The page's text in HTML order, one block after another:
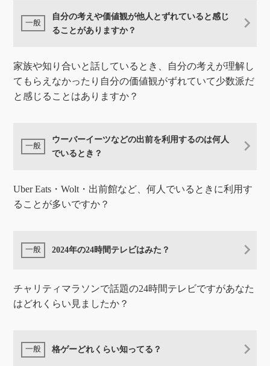
自分の考えや価値観が他人とずれていると感じ
ることがありますか？
家族や知り合いと話しているとき、自分の考えが理解し
てもらえなかったり自分の価値観がずれていて少数派だ
と感じることはありますか？
ウーバーイーツなどの出前を利用するのは何人
でいるとき？
Uber Eats・Wolt・出前館など、何人でいるときに利用す
ることが多いですか？
2024年の24時間テレビはみた？
チャリティマラソンで話題の24時間テレビですがあなた
はどれくらい見ましたか？
格ゲーどれくらい知ってる？